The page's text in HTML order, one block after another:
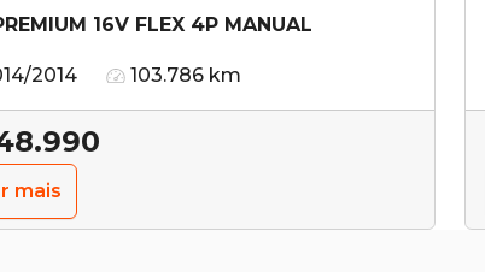
16V FLEX 4P MANUAL
2014 103.786 km
mais